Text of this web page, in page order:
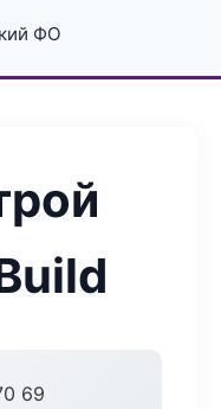
ФО
69